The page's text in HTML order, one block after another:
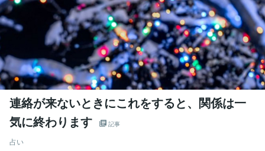
連絡が来ないときにこれをすると、関係は一
気に終わります
記事
占い